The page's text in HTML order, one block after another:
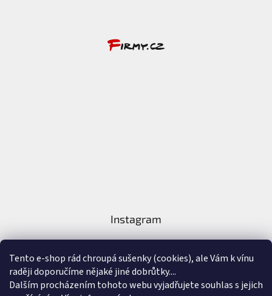
Tento e-shop rád chroupá sušenky (cookies), ale Vám k vínu
raději doporučíme nějaké jiné dobrůtky....
Dalším procházením tohoto webu vyjadřujete souhlas s jejich
Instagram